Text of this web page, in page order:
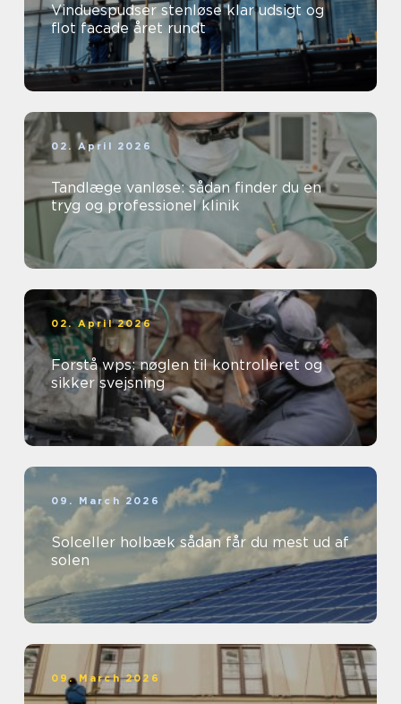
Vinduespudser stenløse klar udsigt og
flot facade året rundt
02. April 2026
Tandlæge vanløse: sådan finder du en
tryg og professionel klinik
02. April 2026
Forstå wps: nøglen til kontrolleret og
sikker svejsning
09. March 2026
Solceller holbæk sådan får du mest ud af
solen
09. March 2026